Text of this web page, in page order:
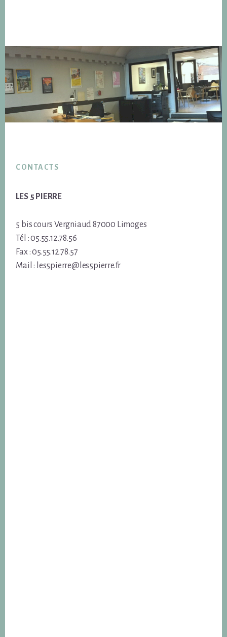
CONTACTS
LES 5 PIERRE
5 bis cours Vergniaud 87000 Limoges
Tél : 05.55.12.78.56
Fax : 05.55.12.78.57
Mail : les5pierre@les5pierre.fr